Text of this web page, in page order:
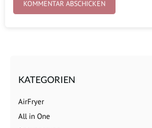
KATEGORIEN
AirFryer
All in One